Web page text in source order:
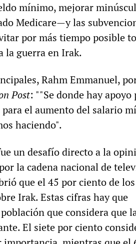
mínimo, mejorar
Medicare—y las
por más tiempo posible
la guerra en Irak.
Rahm Emmanuel,
Post: ""Se donde hay apoyo
el aumento del salario
haciendo".
un desafío directo a la
la cadena nacional de
que el 45 por ciento de
Irak. Estas cifras hay que
que considera que
El siete por ciento